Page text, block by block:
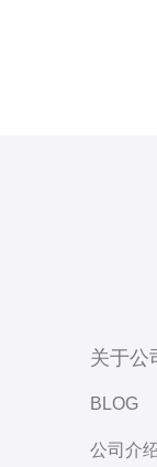
关于公
BLOG
公司介